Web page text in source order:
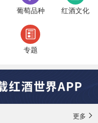
葡萄品种 红酒文化
专题
更多